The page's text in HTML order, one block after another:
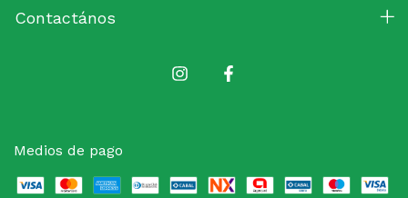
Contactános
Medios de pago